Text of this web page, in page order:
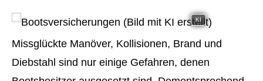
KI
Missglückte Manöver, Kollisionen, Brand und
Diebstahl sind nur einige Gefahren, denen